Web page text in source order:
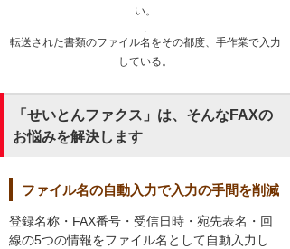
い。
転送された書類のファイル名をその都度、手作業で入力
している。
「せいとんファクス」は、そんなFAXの
お悩みを解決します
ファイル名の自動入力で入力の手間を削減
登録名称・FAX番号・受信日時・宛先表名・回
線の5つの情報をファイル名として自動入力し